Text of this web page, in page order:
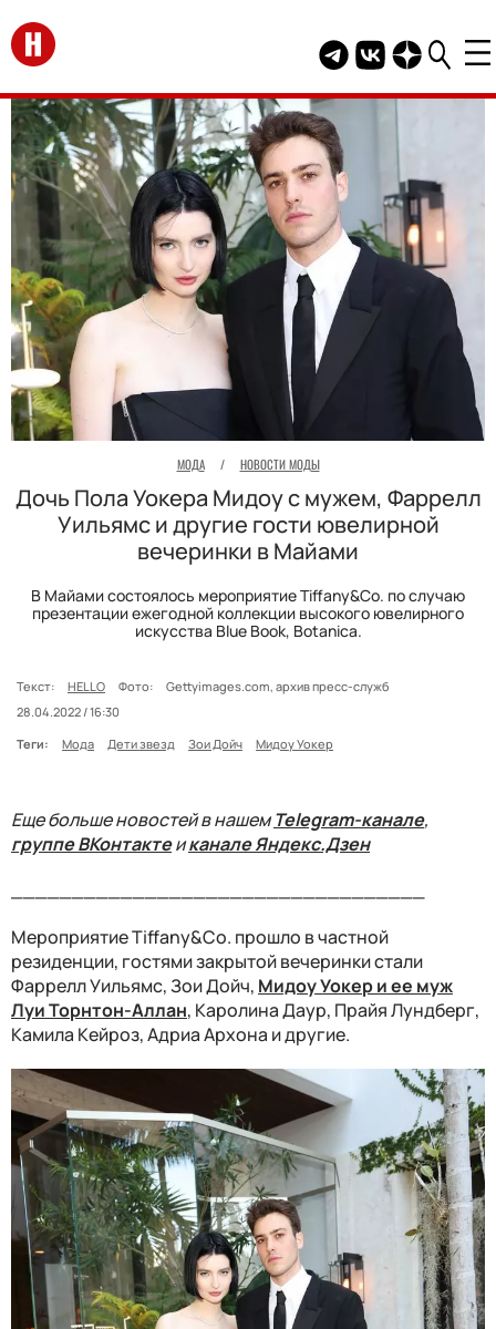
Перейти на главную
Telegram канал
Группа HELLO
Канал
МОДА / НОВОСТИ МОДЫ
Дочь Пола Уокера Мидоу с мужем, Фаррелл
Уильямс и другие гости ювелирной
вечеринки в Майами
В Майами состоялось мероприятие Tiffany&Co. по случаю
презентации ежегодной коллекции высокого ювелирного
искусства Blue Book, Botanica.
Текст: HELLO Фото:
Gettyimages.com, архив пресс-служб
28.04.2022 / 16:30
Теги:
Мода Дети звезд Зои Дойч Мидоу Уокер
Еще больше новостей в нашемTelegram-канале,
группе ВКонтактеиканале Яндекс.Дзен
Мероприятие Tiffany&Co. прошло в частной
резиденции, гостями закрытой вечеринки стали
Фаррелл Уильямс, Зои Дойч, Мидоу Уокер и ее муж
Луи Торнтон-Аллан, Каролина Даур, Прайя Лундберг,
Камила Кейроз, Адриа Архона и другие.